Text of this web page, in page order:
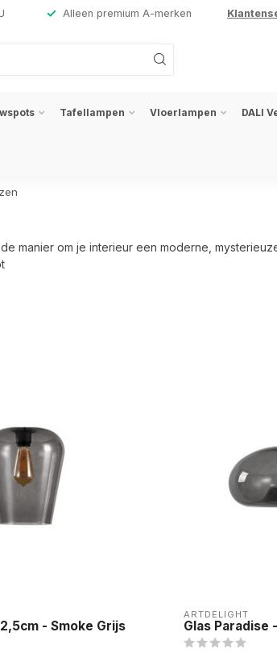
Alleen premium A-merken
Tafellampen Vloerlampen DALI
manier om je interieur een moderne,
- Smoke Grijs
ARTDELIGHT
Glas Paradise